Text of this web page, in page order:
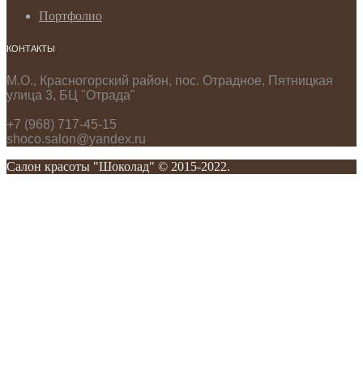
Портфолио
КОНТАКТЫ
М.О., Красногорский район, пос. Отрадное, Пятницкая
улица 3, БЦ "Отрада"
+7 (968) 717-45-15
shoco.salon@yandex.ru
Салон красоты "Шоколад" © 2015-2022.